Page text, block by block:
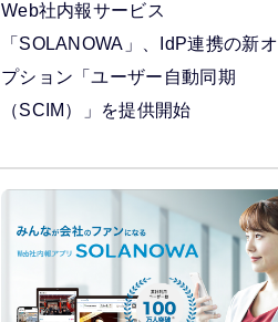
Web社内報サービス
「SOLANOWA」、IdP連携の新オ
プション「ユーザー自動同期
（SCIM）」を提供開始